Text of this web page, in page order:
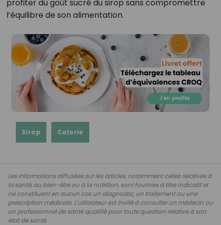
profiter du goût sucré du sirop sans compromettre
l’équilibre de son alimentation.
Sirop Calorie
Les informations diffusées sur les articles, notamment celles relatives à
la santé, au bien-être ou à la nutrition, sont fournies à titre indicatif et
ne constituent en aucun cas un diagnostic, un traitement ou une
prescription médicale. L'utilisateur est invité à consulter un médecin ou
un professionnel de santé qualifié pour toute question relative à son
état de santé.